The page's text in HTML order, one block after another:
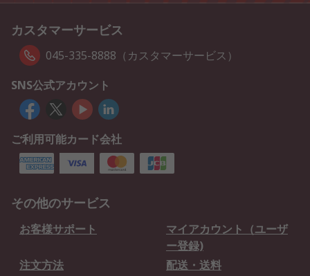
カスタマーサービス
045-335-8888（カスタマーサービス）
SNS公式アカウント
ご利用可能カード会社
その他のサービス
お客様サポート
マイアカウント（ユーザ
ー登録)
注文方法
配送・送料